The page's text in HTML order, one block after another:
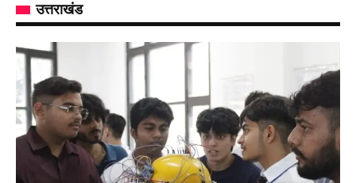
उत्तराखंड